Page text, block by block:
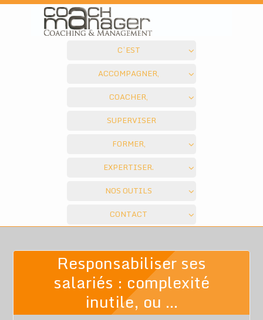
C’EST
ACCOMPAGNER,
COACHER,
SUPERVISER
FORMER,
EXPERTISER.
NOS OUTILS
CONTACT
Responsabiliser ses
salariés : complexité
inutile, ou …